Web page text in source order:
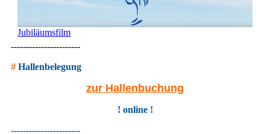
Jubiläumsfilm
-----------------------
#Hallenbelegung
zur Hallenbuchung
! online !
-----------------------